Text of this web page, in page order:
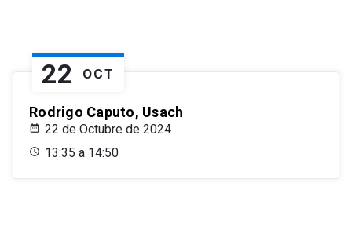
22 OCT
Rodrigo Caputo, Usach
22 de Octubre de 2024
13:35 a 14:50